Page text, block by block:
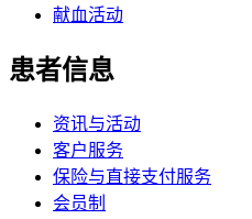
献血活动
患者信息
资讯与活动
客户服务
保险与直接支付服务
会员制